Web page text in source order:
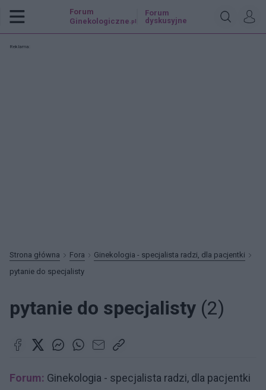
Forum
Ginekologiczne .pl
Forum
dyskusyjne
Reklama:
Strona główna Fora
Ginekologia - specjalista radzi, dla pacjentki
pytanie do specjalisty
pytanie do specjalisty (2)
Forum: Ginekologia - specjalista radzi, dla pacjentki